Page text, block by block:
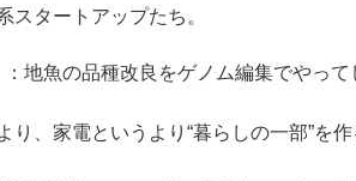
スタートアップたち。
：地魚の品種改良をゲノム編集でやっ
り、家電というより“暮らしの一部”を